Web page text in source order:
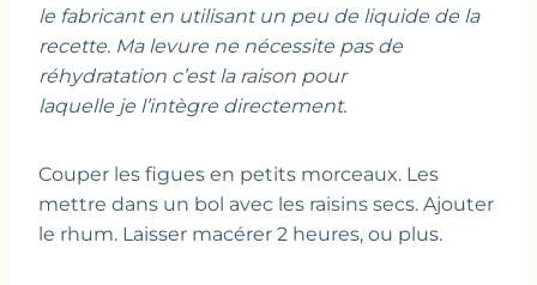
le fabricant en utilisant un peu de liquide de la
recette. Ma levure ne nécessite pas de
réhydratation c’est la raison pour
laquelle je l’intègre directement.
Couper les figues en petits morceaux. Les
mettre dans un bol avec les raisins secs. Ajouter
le rhum. Laisser macérer 2 heures, ou plus.